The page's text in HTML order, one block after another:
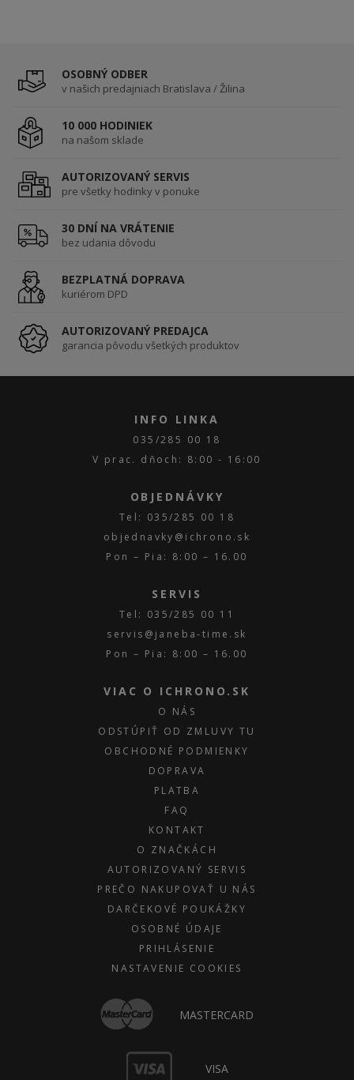
OSOBNÝ ODBER
v našich predajniach Bratislava / Žilina
10 000 HODINIEK
na našom sklade
AUTORIZOVANÝ SERVIS
pre všetky hodinky v ponuke
30 DNÍ NA VRÁTENIE
bez udania dôvodu
BEZPLATNÁ DOPRAVA
kuriérom DPD
AUTORIZOVANÝ PREDAJCA
garancia pôvodu všetkých produktov
INFO LINKA
035/285 00 18
V prac. dňoch: 8:00 - 16:00
OBJEDNÁVKY
Tel: 035/285 00 18
objednavky@ichrono.sk
Pon – Pia: 8:00 – 16.00
SERVIS
Tel: 035/285 00 11
servis@janeba-time.sk
Pon – Pia: 8:00 – 16.00
VIAC O ICHRONO.SK
O NÁS
ODSTÚPIŤ OD ZMLUVY TU
OBCHODNÉ PODMIENKY
DOPRAVA
PLATBA
FAQ
KONTAKT
O ZNAČKÁCH
AUTORIZOVANÝ SERVIS
PREČO NAKUPOVAŤ U NÁS
DARČEKOVÉ POUKÁŽKY
OSOBNÉ ÚDAJE
PRIHLÁSENIE
NASTAVENIE COOKIES
MASTERCARD
VISA